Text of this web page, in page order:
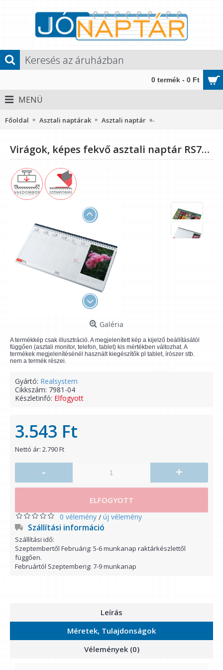
0 termék - 0 Ft
MENÜ
Főoldal Asztali naptárak Asztali naptár
Virágok, képes fekvő asztali naptár RS7981, Kék
Galéria
A termékkép csak illusztráció. A megjelenített kép a kijelző beállításától
függően (asztali monitor, telefon, tablet) kis mértékben változhat. A
termékek megjelenítésénél használt kiegészítők pl tablet, írószer stb.
nem a termék részei.
Gyártó: Realsystem
Cikkszám: 7981-04
Készletinfó: Elfogyott
3.543 Ft
Nettó ár: 2.790 Ft
- +
ELFOGYOTT
0 vélemény / új vélemény
Szállítási információ
Szállítási idő:
Szeptembertől Februárig: 5-6 munkanap raktárkészlettől
függően.
Februártól Szeptemberig: 7-9 munkanap
Leírás
Méretek, Tulajdonságok
Vélemények (0)